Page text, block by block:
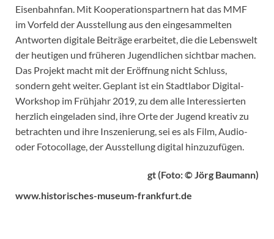
Eisenbahnfan. Mit Kooperationspartnern hat das MMF
im Vorfeld der Ausstellung aus den eingesammelten
Antworten digitale Beiträge erarbeitet, die die Lebenswelt
der heutigen und früheren Jugendlichen sichtbar machen.
Das Projekt macht mit der Eröffnung nicht Schluss,
sondern geht weiter. Geplant ist ein Stadtlabor Digital-
Workshop im Frühjahr 2019, zu dem alle Interessierten
herzlich eingeladen sind, ihre Orte der Jugend kreativ zu
betrachten und ihre Inszenierung, sei es als Film, Audio-
oder Fotocollage, der Ausstellung digital hinzuzufügen.
gt (Foto: © Jörg Baumann)
www.historisches-museum-frankfurt.de